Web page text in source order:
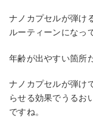
ナノカプセルが弾け
ルーティーンになっ
年齢が出やすい箇所
ナノカプセルが弾け
らせる効果でうるお
ですね。